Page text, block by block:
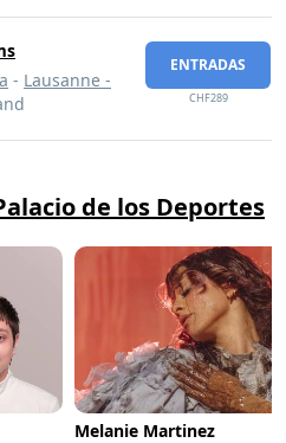
- Lausanne -
ENTRADAS
CHF289
de los Deportes
Melanie Martinez